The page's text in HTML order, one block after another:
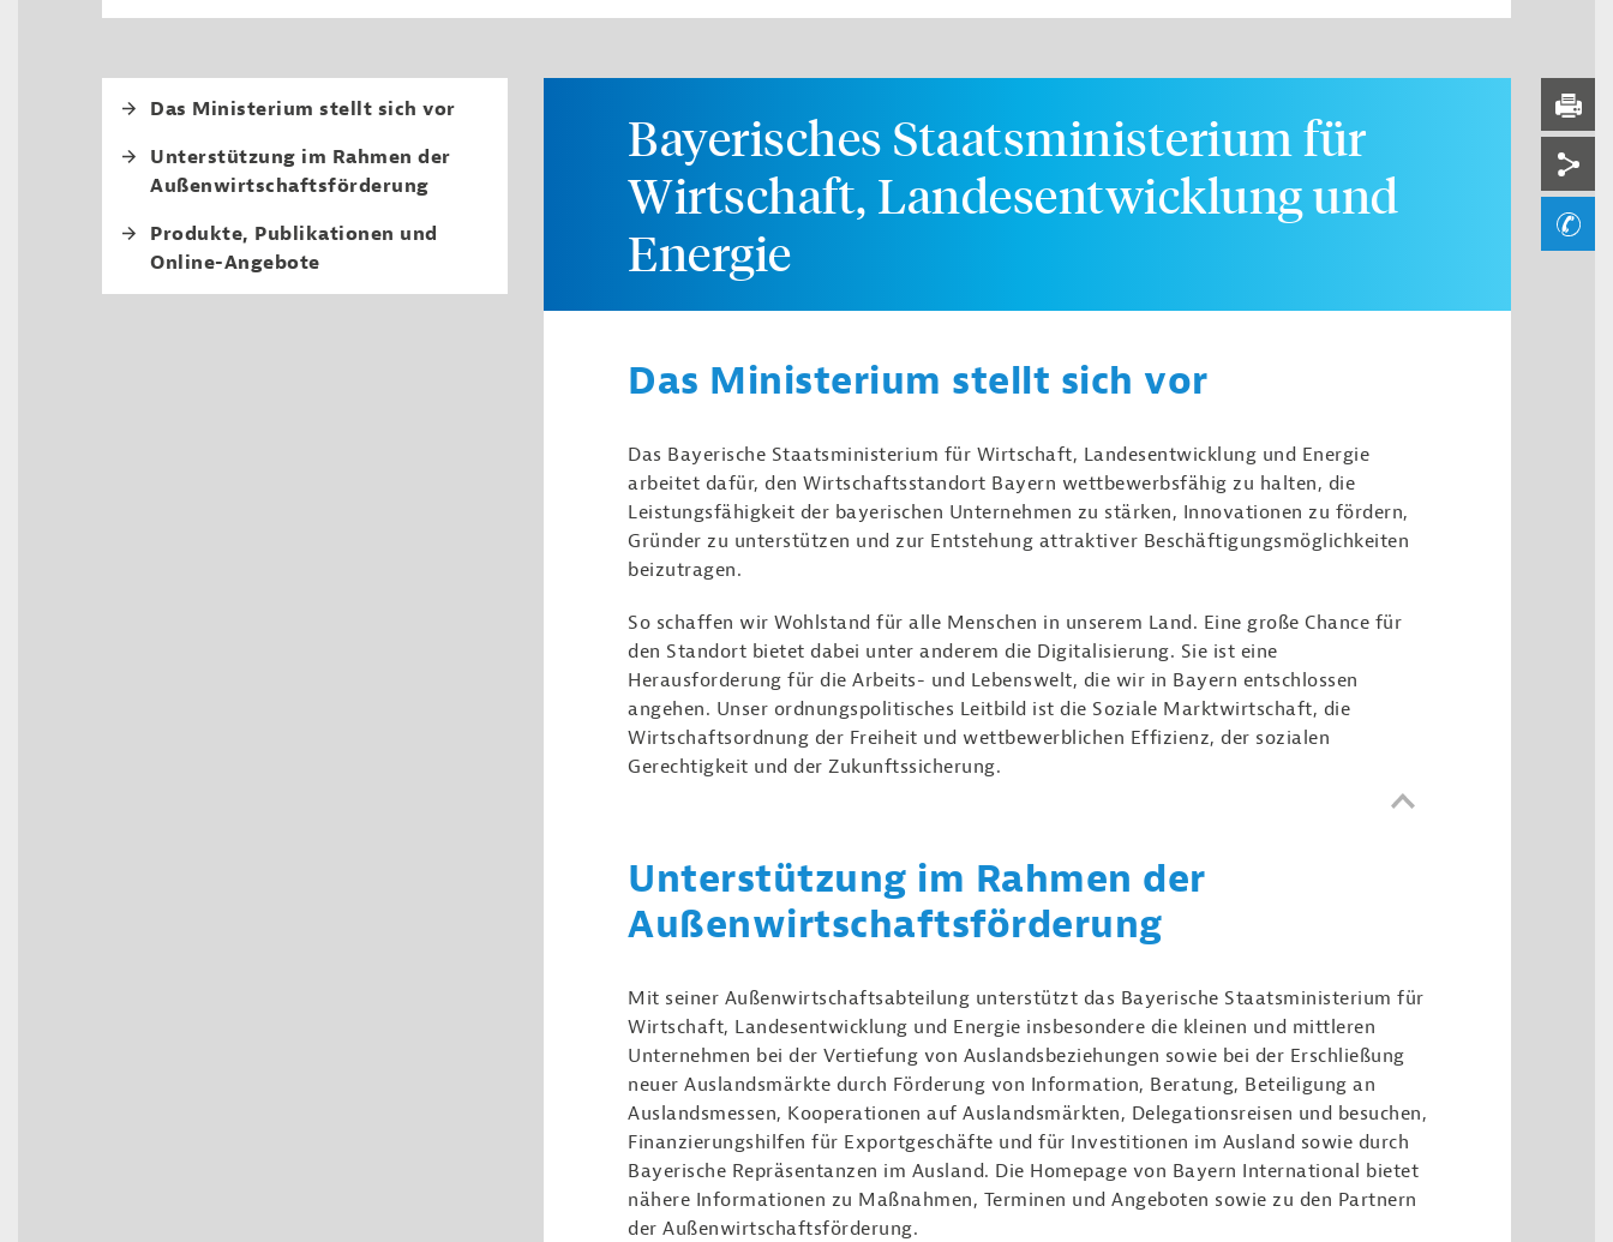
Fourth level navi
Das Ministerium stellt sich vor
Unterstützung im Rahmen der
Außenwirtschaftsförderung
Produkte, Publikationen und
Online-Angebote
Bayerisches Staatsministerium für
Wirtschaft, Landesentwicklung und
Energie
Das Ministerium stellt sich vor
Das Bayerische Staatsministerium für Wirtschaft, Landesentwicklung und Energie
arbeitet dafür, den Wirtschaftsstandort Bayern wettbewerbsfähig zu halten, die
Leistungsfähigkeit der bayerischen Unternehmen zu stärken, Innovationen zu fördern,
Gründer zu unterstützen und zur Entstehung attraktiver Beschäftigungsmöglichkeiten
beizutragen.
So schaffen wir Wohlstand für alle Menschen in unserem Land. Eine große Chance für
den Standort bietet dabei unter anderem die Digitalisierung. Sie ist eine
Herausforderung für die Arbeits- und Lebenswelt, die wir in Bayern entschlossen
angehen. Unser ordnungspolitisches Leitbild ist die Soziale Marktwirtschaft, die
Wirtschaftsordnung der Freiheit und wettbewerblichen Effizienz, der sozialen
Gerechtigkeit und der Zukunftssicherung.
Unterstützung im Rahmen der
Außenwirtschaftsförderung
Mit seiner Außenwirtschaftsabteilung unterstützt das Bayerische Staatsministerium für
Wirtschaft, Landesentwicklung und Energie insbesondere die kleinen und mittleren
Unternehmen bei der Vertiefung von Auslandsbeziehungen sowie bei der Erschließung
neuer Auslandsmärkte durch Förderung von Information, Beratung, Beteiligung an
Auslandsmessen, Kooperationen auf Auslandsmärkten, Delegationsreisen und besuchen,
Finanzierungshilfen für Exportgeschäfte und für Investitionen im Ausland sowie durch
Bayerische Repräsentanzen im Ausland. Die Homepage von Bayern International bietet
nähere Informationen zu Maßnahmen, Terminen und Angeboten sowie zu den Partnern
der Außenwirtschaftsförderung.